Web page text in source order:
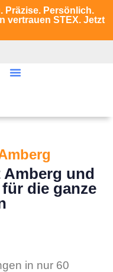
Präzise. Persönlich.
vertrauen STEX. Jetzt
und
die ganze
in nur 60